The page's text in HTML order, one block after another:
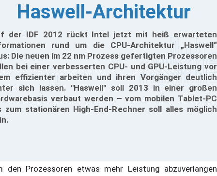
Haswell-Architektur
der IDF 2012 rückt Intel jetzt mit heiß erwarteten
rund um die CPU-Architektur „Haswell“
Die neuen im 22 nm Prozess gefertigten Prozessoren
bei einer verbesserten CPU- und GPU-Leistung vor
effizienter arbeiten und ihren Vorgänger deutlich
sich lassen. "Haswell" soll 2013 in einer großen
verbaut werden – vom mobilen Tablet-PC
zum stationären High-End-Rechner soll alles möglich
den Prozessoren etwas mehr Leistung abzuverlangen